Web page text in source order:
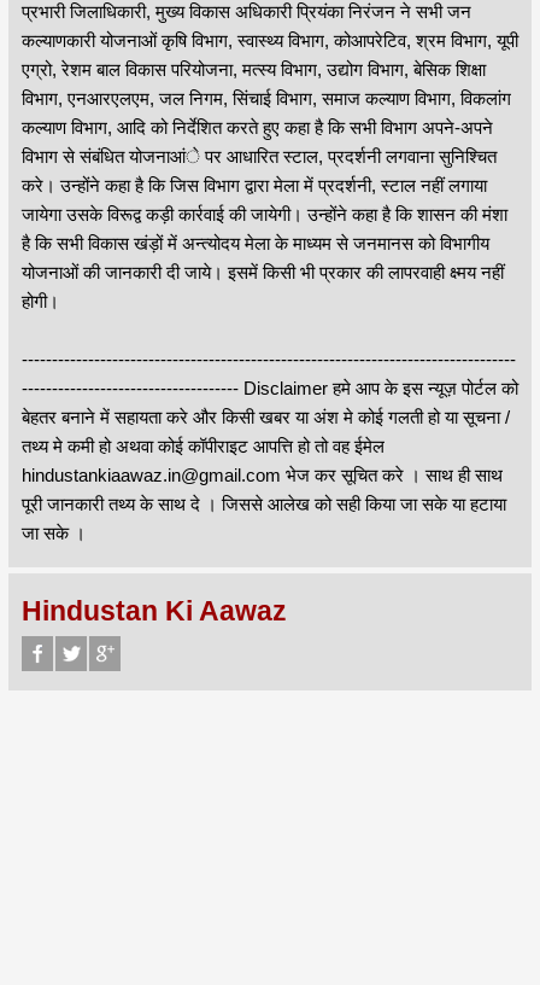
प्रभारी जिलाधिकारी, मुख्य विकास अधिकारी प्रियंका निरंजन ने सभी जन
कल्याणकारी योजनाओं कृषि विभाग, स्वास्थ्य विभाग, कोआपरेटिव, श्रम विभाग, यूपी
एग्रो, रेशम बाल विकास परियोजना, मत्स्य विभाग, उद्योग विभाग, बेसिक शिक्षा
विभाग, एनआरएलएम, जल निगम, सिंचाई विभाग, समाज कल्याण विभाग, विकलांग
कल्याण विभाग, आदि को निर्देशित करते हुए कहा है कि सभी विभाग अपने-अपने
विभाग से संबंधित योजनाआंे पर आधारित स्टाल, प्रदर्शनी लगवाना सुनिश्चित
करे। उन्होंने कहा है कि जिस विभाग द्वारा मेला में प्रदर्शनी, स्टाल नहीं लगाया
जायेगा उसके विरूद्व कड़ी कार्रवाई की जायेगी। उन्होंने कहा है कि शासन की मंशा
है कि सभी विकास खंड़ों में अन्त्योदय मेला के माध्यम से जनमानस को विभागीय
योजनाओं की जानकारी दी जाये। इसमें किसी भी प्रकार की लापरवाही क्ष्मय नहीं
होगी।
----------------------------------------------------------------------------------
------------------------------------ Disclaimer हमे आप के इस न्यूज़ पोर्टल को
बेहतर बनाने में सहायता करे और किसी खबर या अंश मे कोई गलती हो या सूचना /
तथ्य मे कमी हो अथवा कोई कॉपीराइट आपत्ति हो तो वह ईमेल
hindustankiaawaz.in@gmail.com भेज कर सूचित करे । साथ ही साथ
पूरी जानकारी तथ्य के साथ दे । जिससे आलेख को सही किया जा सके या हटाया
जा सके ।
Hindustan Ki Aawaz